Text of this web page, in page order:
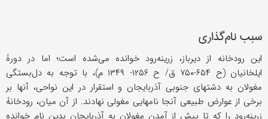
سبب نام‌گذاری
این رودخانه از دیرباز، زرینه‌رود خوانده می‌شده است؛ اما در دورۀ
ایلخانیان (ح ۶۵۴-۷۵۰ ق/ ح ۱۲۵۶- ۱۳۴۹ م)، با توجه به دل‌بستگی
مغولان به دشتهای جنوبی آذربایجان و استقرار در این نواحی، آنها بر
برخی از عوارض طبیعی آنجا نامهایی مغولی نهادند. از آن میان، رودخانۀ
زرینه‌رود را که تا پیش از آمدن مغولان به آذربایجان بدین نام خوانده